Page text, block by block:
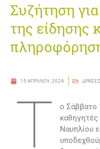
Συζήτηση
της είδησης
15 ΑΠΡΙΛΊΟΥ, 2024
Τ
ο Σάββατο
καθηγητές
Ναυπλίου